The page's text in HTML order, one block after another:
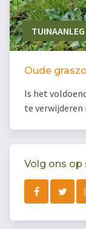
TUINAANLEG
Oude
Is het
te verwijderen
Volg ons op